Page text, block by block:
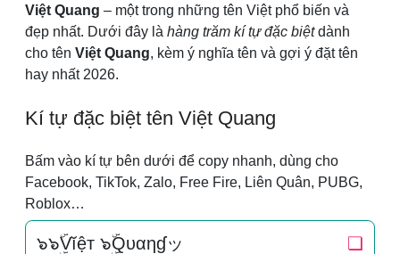
Việt Quang – một trong những tên Việt phổ biến và
đẹp nhất. Dưới đây là hàng trăm kí tự đặc biệtdành
cho tên Việt Quang, kèm ý nghĩa tên và gợi ý đặt tên
hay nhất 2026.
Kí tự đặc biệt tên Việt Quang
Bấm vào kí tự bên dưới để copy nhanh, dùng cho
Facebook, TikTok, Zalo, Free Fire, Liên Quân, PUBG,
Roblox…
๖๖ۣۜVĭệт ๖ۣۜQυαηɠッ ❏